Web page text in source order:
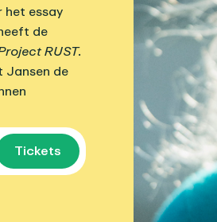
essay
de
RUST.
Jansen de
Tickets